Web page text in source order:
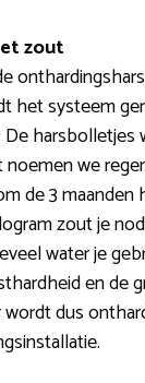
zout
het systeem
harsbolletjes
we
de 3
zout je
water je
en de
dus